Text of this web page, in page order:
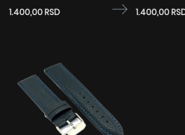
1.400,00 RSD 1.400,00